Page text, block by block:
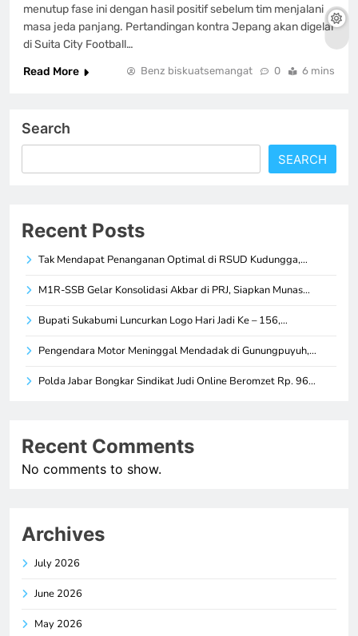
menutup fase ini dengan hasil positif sebelum tim menjalani
masa jeda panjang. Pertandingan kontra Jepang akan digelar
di Suita City Football…
Read More
Benz biskuatsemangat 0 6 mins
Search
SEARCH
Recent Posts
Tak Mendapat Penanganan Optimal di RSUD Kudungga,…
M1R-SSB Gelar Konsolidasi Akbar di PRJ, Siapkan Munas…
Bupati Sukabumi Luncurkan Logo Hari Jadi Ke – 156,…
Pengendara Motor Meninggal Mendadak di Gunungpuyuh,…
Polda Jabar Bongkar Sindikat Judi Online Beromzet Rp. 96…
Recent Comments
No comments to show.
Archives
July 2026
June 2026
May 2026